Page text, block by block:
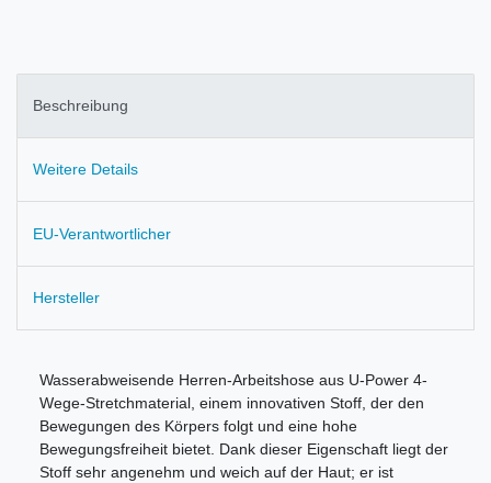
Beschreibung
Weitere Details
EU-Verantwortlicher
Hersteller
Wasserabweisende Herren-Arbeitshose aus U-Power 4-
Wege-Stretchmaterial, einem innovativen Stoff, der den
Bewegungen des Körpers folgt und eine hohe
Bewegungsfreiheit bietet. Dank dieser Eigenschaft liegt der
Stoff sehr angenehm und weich auf der Haut; er ist